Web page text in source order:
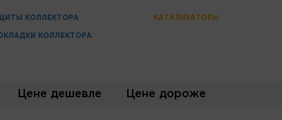
КОЛЛЕКТОРА
КОЛЛЕКТОРА
КАТАЛИЗАТОРЫ
Цене дешевле Цене дороже